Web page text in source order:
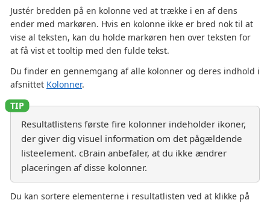
Justér bredden på en kolonne ved at trække i en af dens
ender med markøren. Hvis en kolonne ikke er bred nok til at
vise al teksten, kan du holde markøren hen over teksten for
at få vist et tooltip med den fulde tekst.
Du finder en gennemgang af alle kolonner og deres indhold i
afsnittet Kolonner.
Resultatlistens første fire kolonner indeholder ikoner,
der giver dig visuel information om det pågældende
listeelement. cBrain anbefaler, at du ikke ændrer
placeringen af disse kolonner.
Du kan sortere elementerne i resultatlisten ved at klikke på